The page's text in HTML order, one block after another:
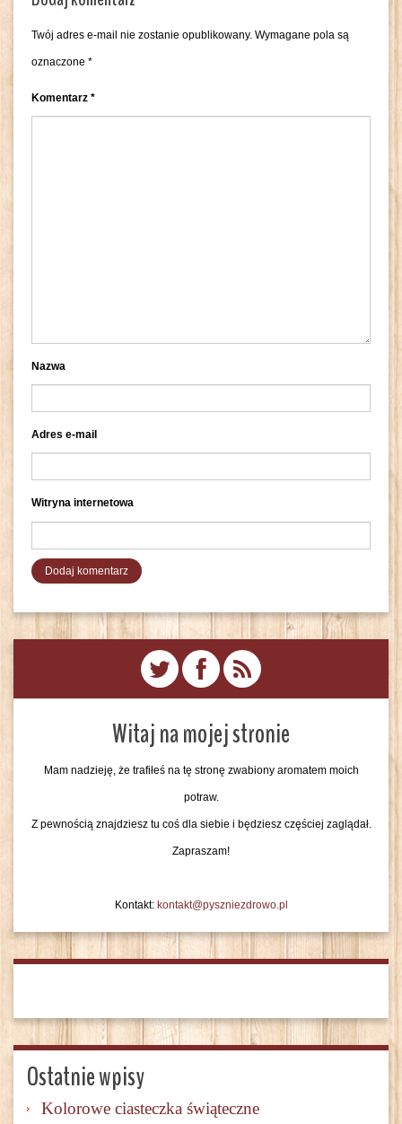
Twój adres e-mail nie zostanie opublikowany. Wymagane pola są
oznaczone *
Komentarz *
Nazwa
Adres e-mail
Witryna internetowa
Witaj na mojej stronie
Mam nadzieję, że trafiłeś na tę stronę zwabiony aromatem moich
potraw.
Z pewnością znajdziesz tu coś dla siebie i będziesz częściej zaglądał.
Zapraszam!
Kontakt: kontakt@pyszniezdrowo.pl
Ostatnie wpisy
Kolorowe ciasteczka świąteczne